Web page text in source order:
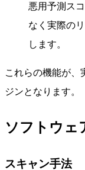
悪用予測ス
なく実際の
します。
これらの機能が、
ジンとなります。
ソフトウェ
スキャン手法